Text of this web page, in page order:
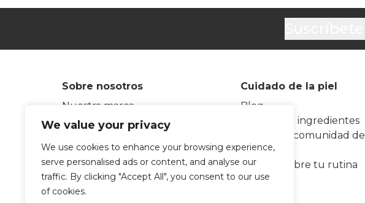
We value your privacy
We use cookies to enhance your browsing experience,
serve personalised ads or content, and analyse our
traffic. By clicking "Accept All", you consent to our use
of cookies.
Sobre nosotros
Nuestra marca
Nuestra trayectoria
Somos fabricantes
Compromiso sostenible
Centros embajadores
Contacto
Cuidado de la piel
Blog
Glosario de ingredientes
Únete a la comunidad de
ekseption
Test descubre tu rutina